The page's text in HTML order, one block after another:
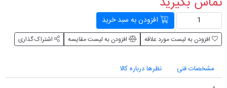
افزودن به سبد خرید
افزودن به لیست مورد علاقه افزودن به لیست مقایسه اشتراک گذاری
مشخصات فنی نظرها درباره کالا